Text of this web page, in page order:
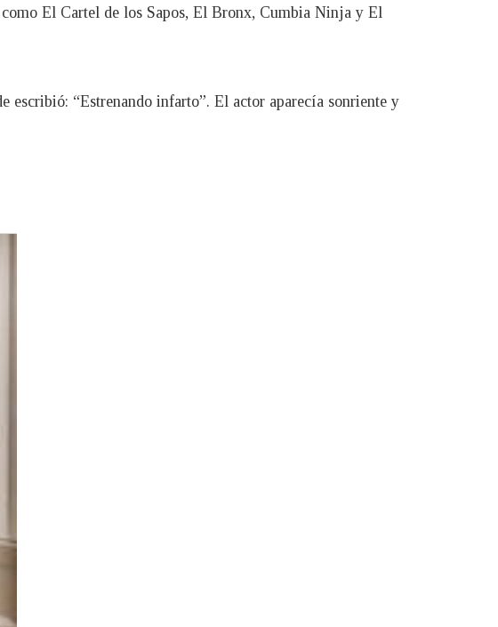
El Cartel de los Sapos, El Bronx, Cumbia Ninja y El
escribió: “Estrenando infarto”. El actor aparecía sonriente y